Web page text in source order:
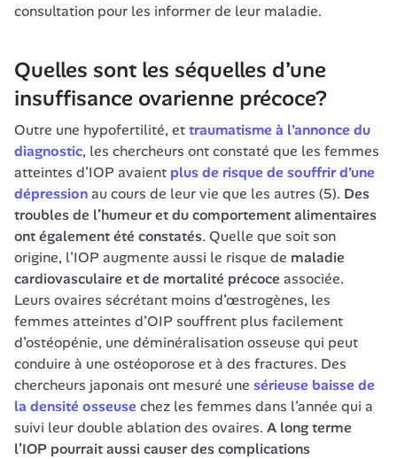
consultation pour les informer de leur maladie.
Quelles sont les séquelles d’une
insuffisance ovarienne précoce?
Outre une hypofertilité, et traumatisme à l’annonce du
diagnostic, les chercheurs ont constaté que les femmes
atteintes d’IOP avaient plus de risque de souffrir d’une
dépression au cours de leur vie que les autres (5). Des
troubles de l’humeur et du comportement alimentaires
ont également été constatés. Quelle que soit son
origine, l’IOP augmente aussi le risque de maladie
cardiovasculaire et de mortalité précoce associée.
Leurs ovaires sécrétant moins d’œstrogènes, les
femmes atteintes d’OIP souffrent plus facilement
d’ostéopénie, une déminéralisation osseuse qui peut
conduire à une ostéoporose et à des fractures. Des
chercheurs japonais ont mesuré une sérieuse baisse de
la densité osseuse chez les femmes dans l’année qui a
suivi leur double ablation des ovaires. A long terme
l’IOP pourrait aussi causer des complications